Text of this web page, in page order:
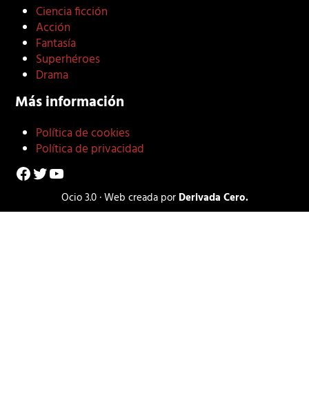
Ciencia ficción
Acción
Fantasía
Superhéroes
Drama
Más información
Política de cookies
Política de privacidad
Facebook
Twitter
YouTube
Ocio 3.0 · Web creada por Derivada Cero.